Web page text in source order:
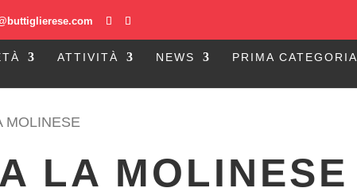
ATTIVITÀ NEWS PRIMA CATEGORIA
MOLINESE
LA MOLINESE